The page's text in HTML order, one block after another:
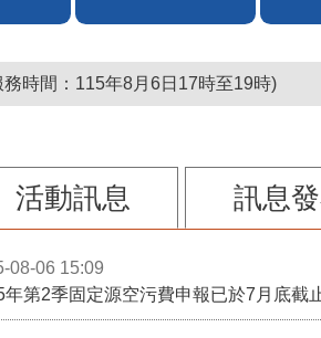
時間：115年8月6日17時至19時)
活動訊息 訊息
08-06 15:09